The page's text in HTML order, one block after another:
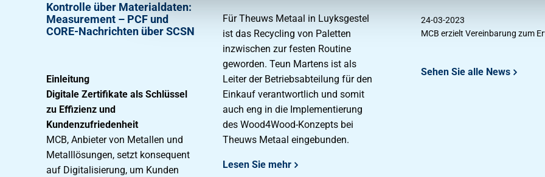
Kontrolle über Materialdaten:
Measurement – PCF und
CORE-Nachrichten über SCSN
Einleitung
Digitale Zertifikate als Schlüssel
zu Effizienz und
Kundenzufriedenheit
MCB, Anbieter von Metallen und
Metalllösungen, setzt konsequent
auf Digitalisierung, um Kunden
Für Theuws Metaal in Luyksgestel
ist das Recycling von Paletten
inzwischen zur festen Routine
geworden. Teun Martens ist als
Leiter der Betriebsabteilung für den
Einkauf verantwortlich und somit
auch eng in die Implementierung
des Wood4Wood-Konzepts bei
Theuws Metaal eingebunden.
Lesen Sie mehr
24-03-2023
MCB erzielt Vereinbarung zum
Sehen Sie alle News